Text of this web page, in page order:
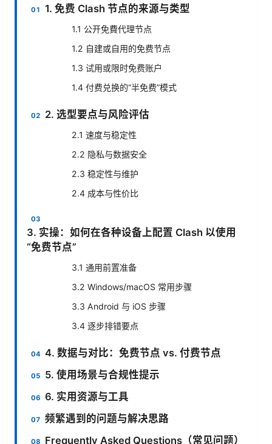
1. 免费 Clash 节点的来源与类型
1.1 公开免費代理节点
1.2 自建或自用的免费节点
1.3 试用或限时免费账户
1.4 付费兑换的“半免费”模式
2. 选型要点与风险评估
2.1 速度与稳定性
2.2 隐私与数据安全
2.3 稳定性与维护
2.4 成本与性价比
3. 实操：如何在各种设备上配置 Clash 以使用
“免费节点”
3.1 通用前置准备
3.2 Windows/macOS 常用步骤
3.3 Android 与 iOS 步骤
3.4 逐步排错要点
4. 数据与对比：免费节点 vs. 付费节点
5. 使用场景与合规性提示
6. 实用资源与工具
频繁遇到的问题与解决思路
Frequently Asked Questions（常见问题）